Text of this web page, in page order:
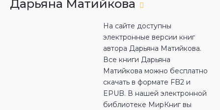
Дарьяна Матийкова
На сайте доступны
электронные версии книг
автора Дарьяна Матийкова.
Все книги Дарьяна
Матийкова можно бесплатно
скачать в формате FB2 и
EPUB. В нашей электронной
библиотеке МирКниг вы